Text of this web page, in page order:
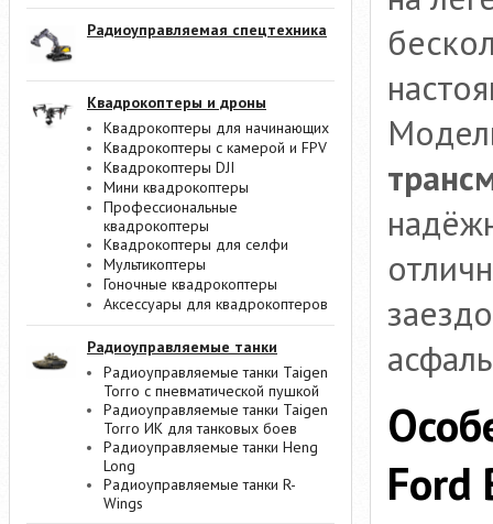
Радиоуправляемая спецтехника
Квадрокоптеры и дроны
Квадрокоптеры для начинающих
Квадрокоптеры с камерой и FPV
Квадрокоптеры DJI
Мини квадрокоптеры
Профессиональные
квадрокоптеры
Квадрокоптеры для селфи
Мультикоптеры
Гоночные квадрокоптеры
Аксессуары для квадрокоптеров
Радиоуправляемые танки
Радиоуправляемые танки Taigen
Torro с пневматической пушкой
Радиоуправляемые танки Taigen
Torro ИК для танковых боев
Радиоуправляемые танки Heng
Long
Радиоуправляемые танки R-
Wings
Ford